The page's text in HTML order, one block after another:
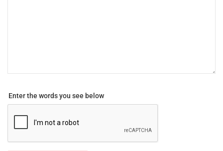
Enter the words you see below